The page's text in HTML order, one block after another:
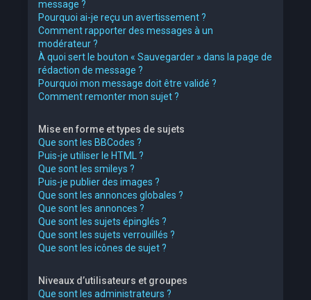
message ?
Pourquoi ai-je reçu un avertissement ?
Comment rapporter des messages à un
modérateur ?
À quoi sert le bouton « Sauvegarder » dans la page de
rédaction de message ?
Pourquoi mon message doit être validé ?
Comment remonter mon sujet ?
Mise en forme et types de sujets
Que sont les BBCodes ?
Puis-je utiliser le HTML ?
Que sont les smileys ?
Puis-je publier des images ?
Que sont les annonces globales ?
Que sont les annonces ?
Que sont les sujets épinglés ?
Que sont les sujets verrouillés ?
Que sont les icônes de sujet ?
Niveaux d’utilisateurs et groupes
Que sont les administrateurs ?